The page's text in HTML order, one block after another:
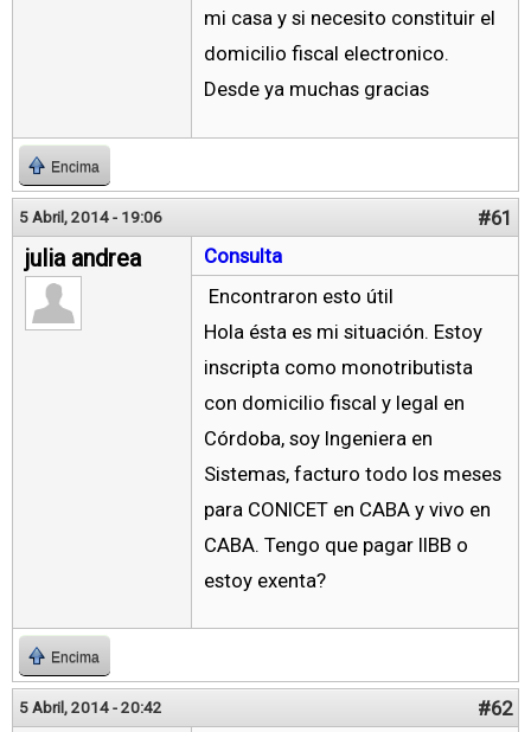
mi casa y si necesito constituir el
domicilio fiscal electronico.
Desde ya muchas gracias
Encima
5 Abril, 2014 - 19:06 #61
julia andrea
Consulta
Encontraron esto útil
Hola ésta es mi situación. Estoy
inscripta como monotributista
con domicilio fiscal y legal en
Córdoba, soy Ingeniera en
Sistemas, facturo todo los meses
para CONICET en CABA y vivo en
CABA. Tengo que pagar IIBB o
estoy exenta?
Encima
5 Abril, 2014 - 20:42 #62